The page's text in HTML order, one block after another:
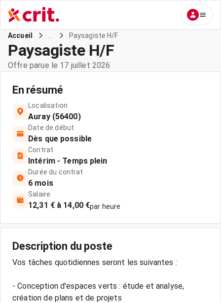
Accueil Paysagiste H/F
Paysagiste H/F
Offre parue le 17 juillet 2026
En résumé
Localisation
Auray (56400)
Date de début
Dès que possible
Contrat
Intérim - Temps plein
Durée du contrat
6 mois
Salaire
12,31 € à 14,00 €par heure
Description du poste
Vos tâches quotidiennes seront les suivantes :
- Conception d'espaces verts : étude et analyse,
création de plans et de projets